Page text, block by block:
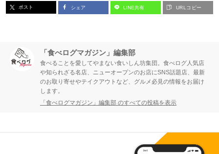
ポスト シェア LINE共有 URLコピー
「食べログマガジン」編集部
食べることを愛してやまない食いしん坊集団。食べログ人気店
や知られざる名店、ニューオープンのお店にSNS話題店、最新
のお取り寄せやテイクアウトなど、グルメ必見の情報をお届け
します。
「食べログマガジン」編集部 のすべての投稿を表示